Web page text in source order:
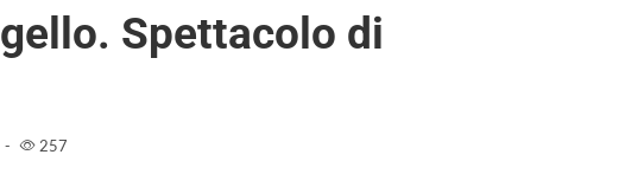
Spettacolo di
- 257